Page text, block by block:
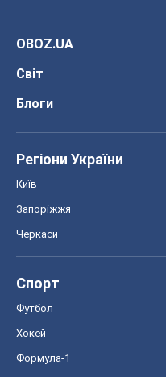
OBOZ.UA
Світ
Блоги
Регіони України
Київ
Запоріжжя
Черкаси
Спорт
Футбол
Хокей
Формула-1